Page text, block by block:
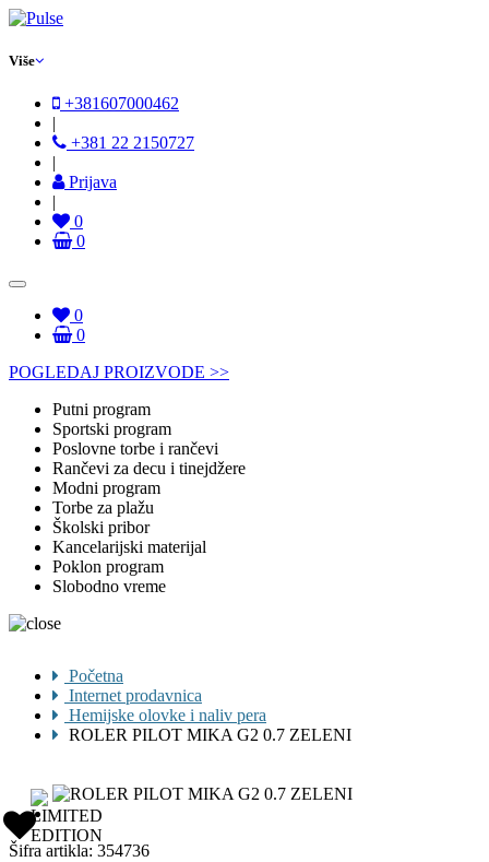
Više
+381607000462
|
+381 22 2150727
|
Prijava
|
0
0
0
0
POGLEDAJ PROIZVODE >>
Putni program
Sportski program
Poslovne torbe i rančevi
Rančevi za decu i tinejdžere
Modni program
Torbe za plažu
Školski pribor
Kancelarijski materijal
Poklon program
Slobodno vreme
Početna
Internet prodavnica
Hemijske olovke i naliv pera
ROLER PILOT MIKA G2 0.7 ZELENI
Šifra artikla: 354736